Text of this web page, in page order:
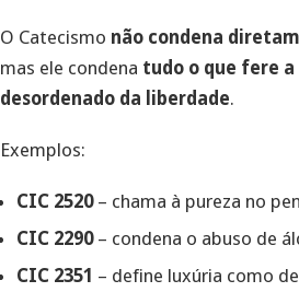
O Catecismo não condena
mas ele condena tudo o que fere a
desordenado da liberdade.
Exemplos:
CIC 2520– chama à pureza no
CIC 2290– condena o abuso de
CIC 2351 – define luxúria como